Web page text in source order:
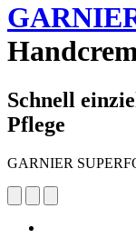
Schnell
Pflege
GARNIER